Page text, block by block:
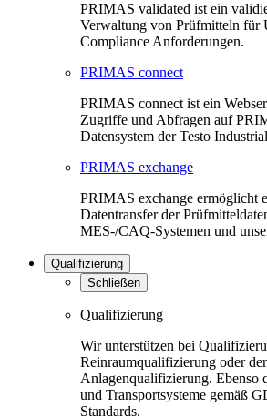
PRIMAS validated ist ein
Verwaltung von Prüfmitteln für
Compliance Anforderungen.
PRIMAS connect
PRIMAS connect ist ein
Zugriffe und Abfragen auf
Datensystem der Testo
PRIMAS exchange
PRIMAS exchange ermöglicht
Datentransfer der
MES-/CAQ-Systemen und
Qualifizierung
Schließen
Qualifizierung
Wir unterstützen bei
Reinraumqualifizierung oder der
Anlagenqualifizierung. Ebenso
und Transportsysteme gemäß
Standards.